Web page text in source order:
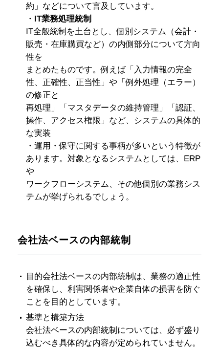
約」などについて言及しています。
・ IT業務処理統制
IT全般統制を土台とし、個別システム（会計・
販売・在庫購買など）の内側部分について方向
性を
まとめたものです。例えば「入力情報の完全
性、正確性、正当性」や「例外処理（エラー）
の修正と
再処理」「マスタデータの維持管理」「認証、
操作、アクセス権限」など、システムの具体的
な実装
・運用・保守に関する事柄が多いという特徴が
あります。対象となるシステムとしては、ERP
や
ワークフローシステム、その他個別の業務シス
テムが挙げられるでしょう。
会社法ベースの内部統制
目的会社法ベースの内部統制は、業務の適正性
を確保し、利害関係者や企業自体の損害を防ぐ
ことを目的としています。
基準と構築方法
会社法ベースの内部統制については、必ず盛り
込むべき具体的な内容が定められていません。